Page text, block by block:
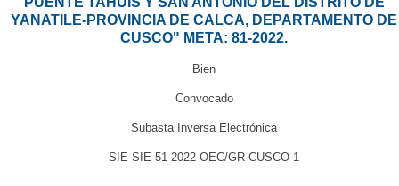
YANATILE-PROVINCIA DE CALCA, DEPARTAMENTO DE
CUSCO" META: 81-2022.
Bien
Convocado
Subasta Inversa Electrónica
SIE-SIE-51-2022-OEC/GR CUSCO-1